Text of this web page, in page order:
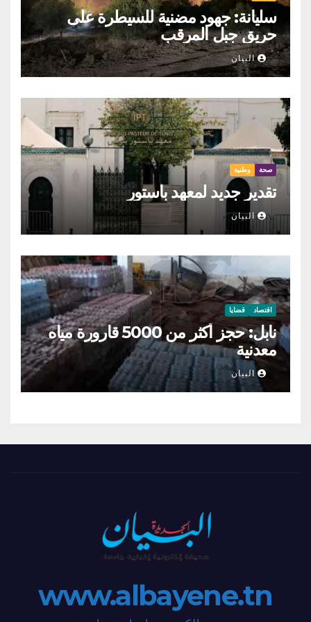
سليانة: جهود مضنية للسيطرة على
حريق جبل المرقب
البيان
صحة وطنية
تقدير جديد لمعهد باستور
البيان
اقتصاد قضايا
نابل: حجز أكثر من 5000 قارورة مياه
معدنية
البيان
www.albayene.tn